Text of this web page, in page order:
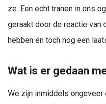
ze. Een echt tranen in ons
geraakt door de reactie
hebben en toch nog een
Wat is er gedaan
We zijn inmiddels ongeveer